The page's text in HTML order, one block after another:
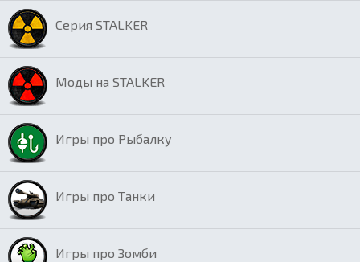
Серия STALKER
Моды на STALKER
Игры про Рыбалку
Игры про Танки
Игры про Зомби